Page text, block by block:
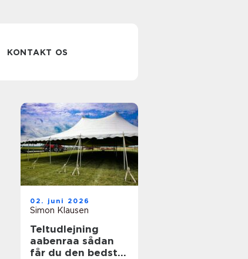
KONTAKT OS
02. juni 2026
Simon Klausen
Teltudlejning
aabenraa sådan
får du den bedste